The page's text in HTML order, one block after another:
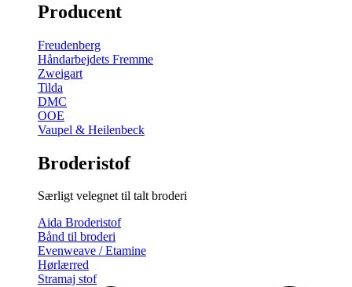
Producent
Freudenberg
Håndarbejdets Fremme
Zweigart
Tilda
DMC
OOE
Vaupel & Heilenbeck
Broderistof
Særligt velegnet til talt broderi
Aida Broderistof
Bånd til broderi
Evenweave / Etamine
Hørlærred
Stramaj stof